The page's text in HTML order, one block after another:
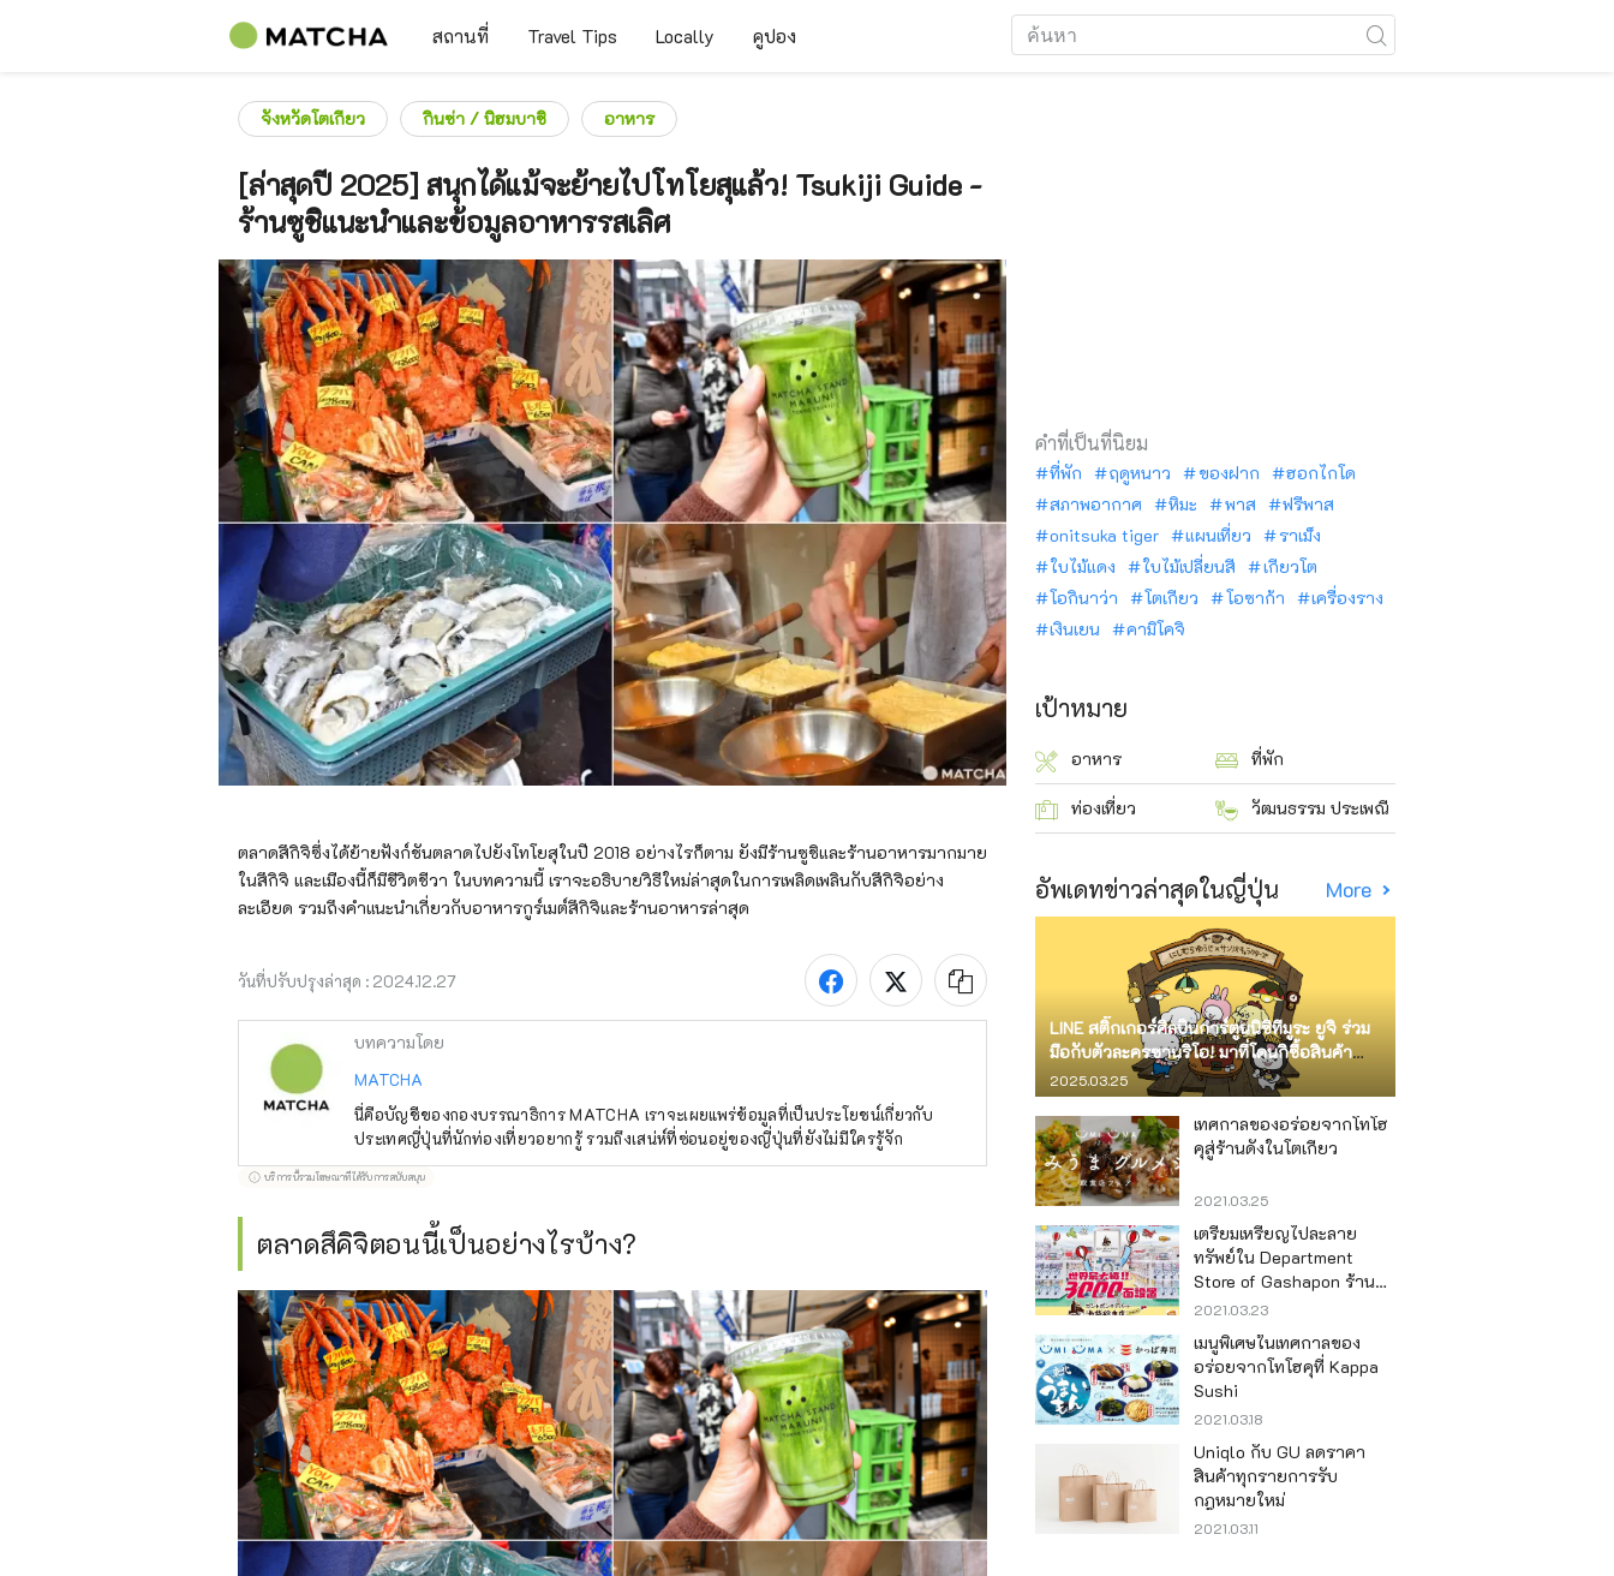
สถานที่ Travel Tips Locally คูปอง
จังหวัดโตเกียว กินซ่า / นิฮมบาชิ อาหาร
[ล่าสุดปี 2025] สนุกได้แม้จะย้ายไปโทโยสุแล้ว! Tsukiji Guide -
ร้านซูชิแนะนำและข้อมูลอาหารรสเลิศ
ตลาดสึกิจิซึ่งได้ย้ายฟังก์ชันตลาดไปยังโทโยสุในปี 2018 อย่างไรก็ตาม ยังมีร้านซูชิและร้านอาหารมากมาย
ในสึกิจิ และเมืองนี้ก็มีชีวิตชีวา ในบทความนี้ เราจะอธิบายวิธีใหม่ล่าสุดในการเพลิดเพลินกับสึกิจิอย่าง
ละเอียด รวมถึงคำแนะนำเกี่ยวกับอาหารกูร์เมต์สึกิจิและร้านอาหารล่าสุด
วันที่ปรับปรุงล่าสุด : 2024.12.27
บทความโดย
MATCHA
นี่คือบัญชีของกองบรรณาธิการ MATCHA เราจะเผยแพร่ข้อมูลที่เป็นประโยชน์เกี่ยวกับ
ประเทศญี่ปุ่นที่นักท่องเที่ยวอยากรู้ รวมถึงเสน่ห์ที่ซ่อนอยู่ของญี่ปุ่นที่ยังไม่มีใครรู้จัก
บริการนี้รวมโฆษณาที่ได้รับการสนับสนุน
ตลาดสึคิจิตอนนี้เป็นอย่างไรบ้าง?
คำที่เป็นที่นิยม
ที่พัก ฤดูหนาว ของฝาก
ฮอกไกโด
สภาพอากาศ
หิมะ พาส
ฟรีพาส
onitsuka tiger
แผนเที่ยว
ราเม็ง
ใบไม้แดง
ใบไม้เปลี่ยนสี
เกียวโต
โอกินาว่า
โตเกียว โอซาก้า
เครื่องราง
เงินเยน
คามิโคจิ
เป้าหมาย
อาหาร ที่พัก
ท่องเที่ยว วัฒนธรรม ประเพณี
อัพเดทข่าวล่าสุดในญี่ปุ่น More
LINE สติ๊กเกอร์ศิลปินการ์ตูนนิชิทีมูระ ยูจิ ร่วม
มือกับตัวละครซานริโอ! มาที่โดนกิซื้อสินค้า
จำกัด
2025.03.25
เทศกาลของอร่อยจากโทโฮ
คุสู่ร้านดังในโตเกียว
2021.03.25
เตรียมเหรียญไปละลาย
ทรัพย์ใน Department
Store of Gashapon ร้านที่มี
เครื่องกาชาปองเยอะที่สุดใน
โลก อิเคะบุคุโระ
2021.03.23
เมนูพิเศษในเทศกาลของ
อร่อยจากโทโฮคุที่ Kappa
Sushi
2021.03.18
Uniqlo กับ GU ลดราคา
สินค้าทุกรายการรับ
กฎหมายใหม่
2021.03.11